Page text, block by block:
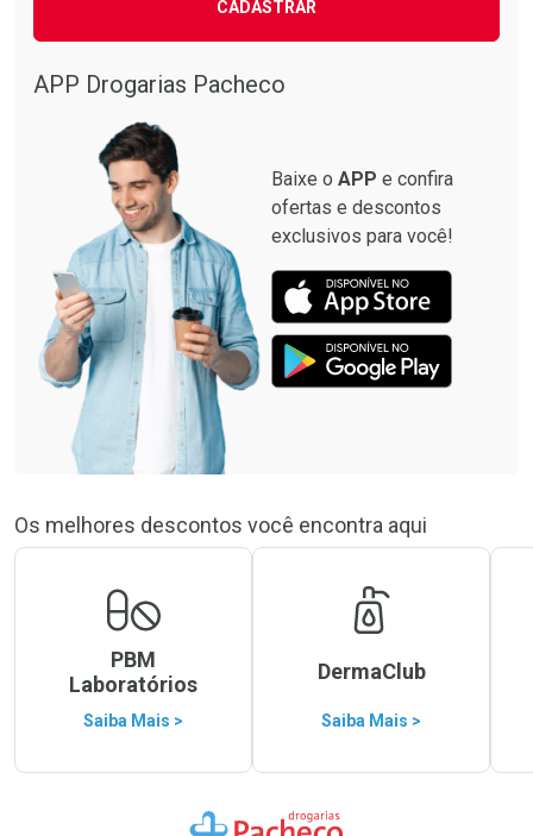
Comprar sem Desconto
Comprar sem Desconto
Comprar sem Desconto
Comprar sem Desconto
CADASTRAR
APP Drogarias Pacheco
Baixe o APP e confira
ofertas e descontos
exclusivos para você!
Os melhores descontos você encontra aqui
PBM
Laboratórios
Saiba Mais >
DermaClub
Saiba Mais >
Ir para a Home